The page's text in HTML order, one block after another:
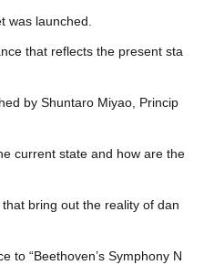
was launched.
that reflects the present sta
by Shuntaro Miyao, Princip
current state and how are the
bring out the reality of dan
to “Beethoven’s Symphony N